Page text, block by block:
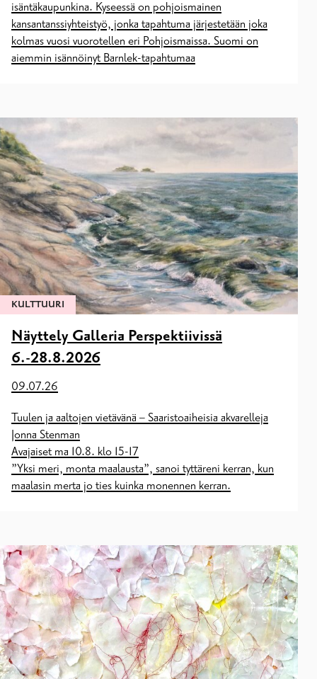
isäntäkaupunkina. Kyseessä on pohjoismainen
kansantanssiyhteistyö, jonka tapahtuma järjestetään joka
kolmas vuosi vuorotellen eri Pohjoismaissa. Suomi on
aiemmin isännöinyt Barnlek-tapahtumaa
KULTTUURI
Näyttely Galleria Perspektiivissä
6.-28.8.2026
09.07.26
Tuulen ja aaltojen vietävänä – Saaristoaiheisia akvarelleja
Jonna Stenman
Avajaiset ma 10.8. klo 15-17
”Yksi meri, monta maalausta”, sanoi tyttäreni kerran, kun
maalasin merta jo ties kuinka monennen kerran.